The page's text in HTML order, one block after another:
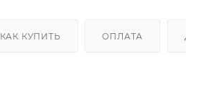
КАК КУПИТЬ ОПЛАТА